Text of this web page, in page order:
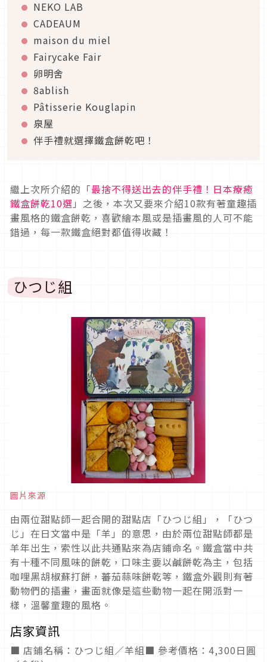
NEKO LAB
CADEAUM
maison du miel
Fairycake Fair
卵明舍
8ablish
Pâtisserie Kouglapin
泉屋
伴手禮就選擇鐵盒餅乾吧！
繼上次所介紹的「最捨不得送出去的伴手禮！日本療癒
鐵盒餅乾10選 」之後，本次又要來介紹10款有著童趣插
畫風格的鐵盒餅乾，喜歡繪本風或是插畫風的人可不能
錯過，每一款鐵盒絕對都值得收藏！
ひつじ組
圖片來源
由兩位甜點師一起合開的甜點店「ひつじ組」，「ひつ
じ」在日文當中是「羊」的意思，由於兩位甜點師都是
羊年出生，索性以此共通點來為店鋪命名。鐵盒當中共
有十種不同風味的餅乾，口味主要以鹹餅乾為主，包括
咖哩黑胡椒蘇打餅，蕃茄蒜味餅乾等，鐵盒外觀則有著
動物們的插畫，畫面就像是這些動物一起在開派對一
樣，溫馨童趣的風格。
店家資訊
■ 店鋪名稱：ひつじ組／羊組■ 參考價格：4,300日圓